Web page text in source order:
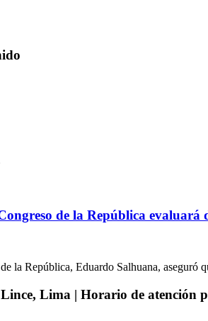
de la República evaluará
la República, Eduardo Salhuana, aseguró
Lima | Horario de atención